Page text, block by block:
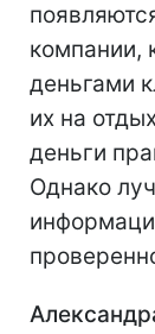
компании,
деньгами
их на
деньги
Однако